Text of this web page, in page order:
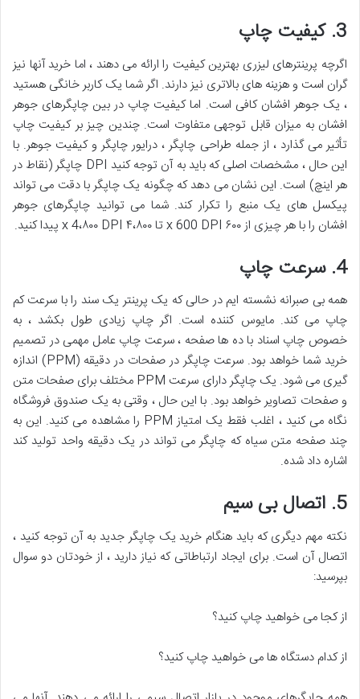
3. کیفیت چاپ
اگرچه پرینترهای لیزری بهترین کیفیت را ارائه می دهند ، اما خرید آنها نیز
گران است و هزینه های بالاتری نیز دارند. اگر شما یک کاربر خانگی هستید
، یک جوهر افشان کافی است. اما کیفیت چاپ در بین چاپگرهای جوهر
افشان به میزان قابل توجهی متفاوت است. چندین چیز بر کیفیت چاپ
تأثیر می گذارد ، از جمله طراحی چاپگر ، درایور چاپگر و کیفیت جوهر. با
این حال ، مشخصات اصلی که باید به آن توجه کنید DPI چاپگر (نقاط در
هر اینچ) است. این نشان می دهد که چگونه یک چاپگر با دقت می تواند
پیکسل های یک منبع را تکرار کند. شما می توانید چاپگرهای جوهر
افشان را با هر چیزی از ۶۰۰ x 600 DPI تا ۴،۸۰۰ x 4،۸۰۰ DPI پیدا کنید.
4. سرعت چاپ
همه بی صبرانه نشسته ایم در حالی که یک پرینتر یک سند را با سرعت کم
چاپ می کند. مایوس کننده است. اگر چاپ زیادی طول بکشد ، به
خصوص چاپ اسناد با ده ها صفحه ، سرعت چاپ عامل مهمی در تصمیم
خرید شما خواهد بود. سرعت چاپگر در صفحات در دقیقه (PPM) اندازه
گیری می شود. یک چاپگر دارای سرعت PPM مختلف برای صفحات متن
و صفحات تصاویر خواهد بود. با این حال ، وقتی به یک صندوق فروشگاه
نگاه می کنید ، اغلب فقط یک امتیاز PPM را مشاهده می کنید. این به
چند صفحه متن سیاه که چاپگر می تواند در یک دقیقه واحد تولید کند
اشاره داد شده.
5. اتصال بی سیم
نکته مهم دیگری که باید هنگام خرید یک چاپگر جدید به آن توجه کنید ،
اتصال آن است. برای ایجاد ارتباطاتی که نیاز دارید ، از خودتان دو سوال
بپرسید:
از کجا می خواهید چاپ کنید؟
از کدام دستگاه ها می خواهید چاپ کنید؟